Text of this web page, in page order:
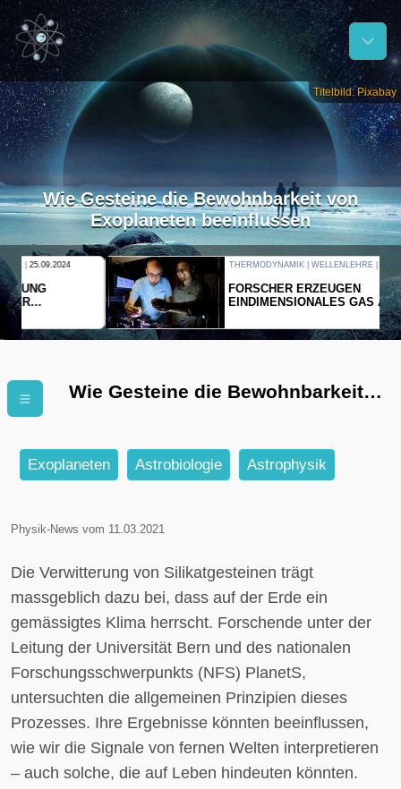
Titelbild: Pixabay
Wie Gesteine die Bewohnbarkeit von
Exoplaneten beeinflussen
THERMODYNAMIK | WELLENLEHRE | 23.09.2024
FORSCHER ERZEUGEN
EINDIMENSIONALES GAS AUS LICHT
Wie Gesteine die Bewohnbarkeit
Exoplaneten Astrobiologie Astrophysik
Physik-News vom 11.03.2021
Die Verwitterung von Silikatgesteinen trägt
massgeblich dazu bei, dass auf der Erde ein
gemässigtes Klima herrscht. Forschende unter der
Leitung der Universität Bern und des nationalen
Forschungsschwerpunkts (NFS) PlanetS,
untersuchten die allgemeinen Prinzipien dieses
Prozesses. Ihre Ergebnisse könnten beeinflussen,
wie wir die Signale von fernen Welten interpretieren
– auch solche, die auf Leben hindeuten könnten.